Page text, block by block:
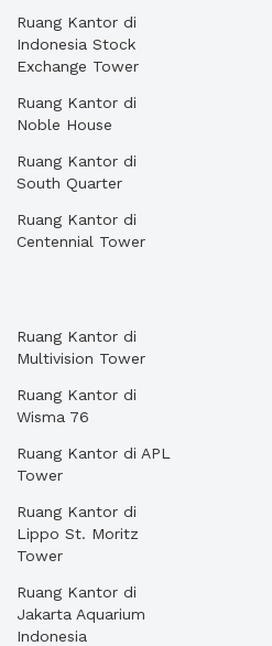
Ruang Kantor di
Indonesia Stock
Exchange Tower
Ruang Kantor di
Noble House
Ruang Kantor di
South Quarter
Ruang Kantor di
Centennial Tower
Ruang Kantor di
Multivision Tower
Ruang Kantor di
Wisma 76
Ruang Kantor di APL
Tower
Ruang Kantor di
Lippo St. Moritz
Tower
Ruang Kantor di
Jakarta Aquarium
Indonesia